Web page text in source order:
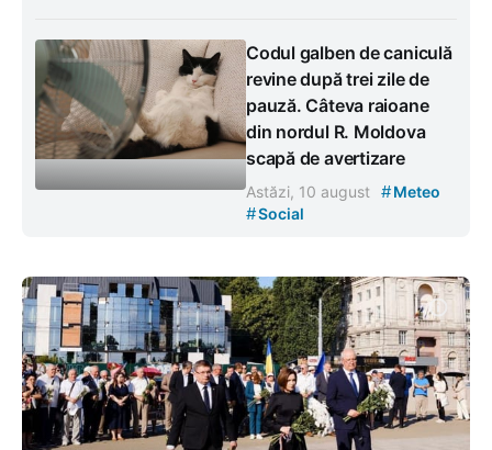
Codul galben de caniculă
revine după trei zile de
pauză. Câteva raioane
din nordul R. Moldova
scapă de avertizare
Astăzi, 10 august #Meteo
#Social